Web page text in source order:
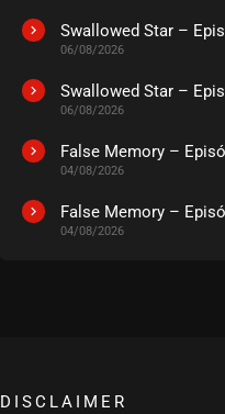
agosto 26,
Swallowed Star –
06/08/2026
Swallowed Star –
06/08/2026
False Memory –
04/08/2026
False Memory –
04/08/2026
DISCLAIMER